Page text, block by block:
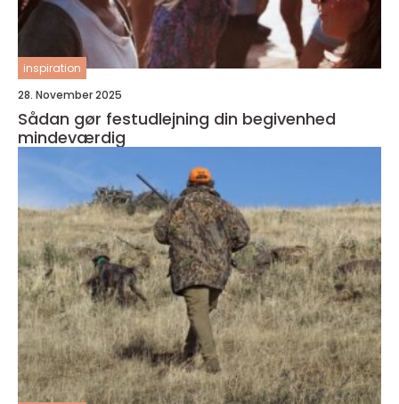
inspiration
28. November 2025
Sådan gør festudlejning din begivenhed
mindeværdig